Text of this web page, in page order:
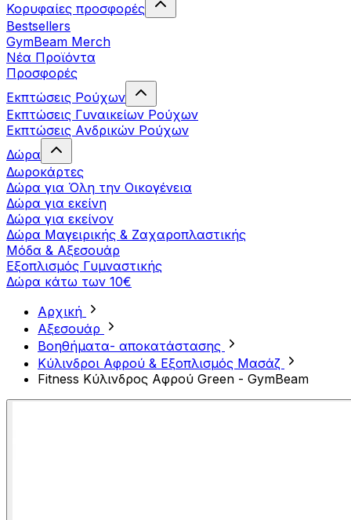
Κορυφαίες προσφορές
Bestsellers
GymBeam Merch
Νέα Προϊόντα
Προσφορές
Εκπτώσεις Ρούχων
Εκπτώσεις Γυναικείων Ρούχων
Εκπτώσεις Aνδρικών Ρούχων
Δώρα
Δωροκάρτες
Δώρα για Όλη την Οικογένεια
Δώρα για εκείνη
Δώρα για εκείνον
Δώρα Μαγειρικής & Ζαχαροπλαστικής
Μόδα & Αξεσουάρ
Εξοπλισμός Γυμναστικής
Δώρα κάτω των 10€
Αρχική
Αξεσουάρ
Βοηθήματα- αποκατάστασης
Κύλινδροι Αφρού & Εξοπλισμός Μασάζ
Fitness Κύλινδρος Αφρού Green - GymBeam